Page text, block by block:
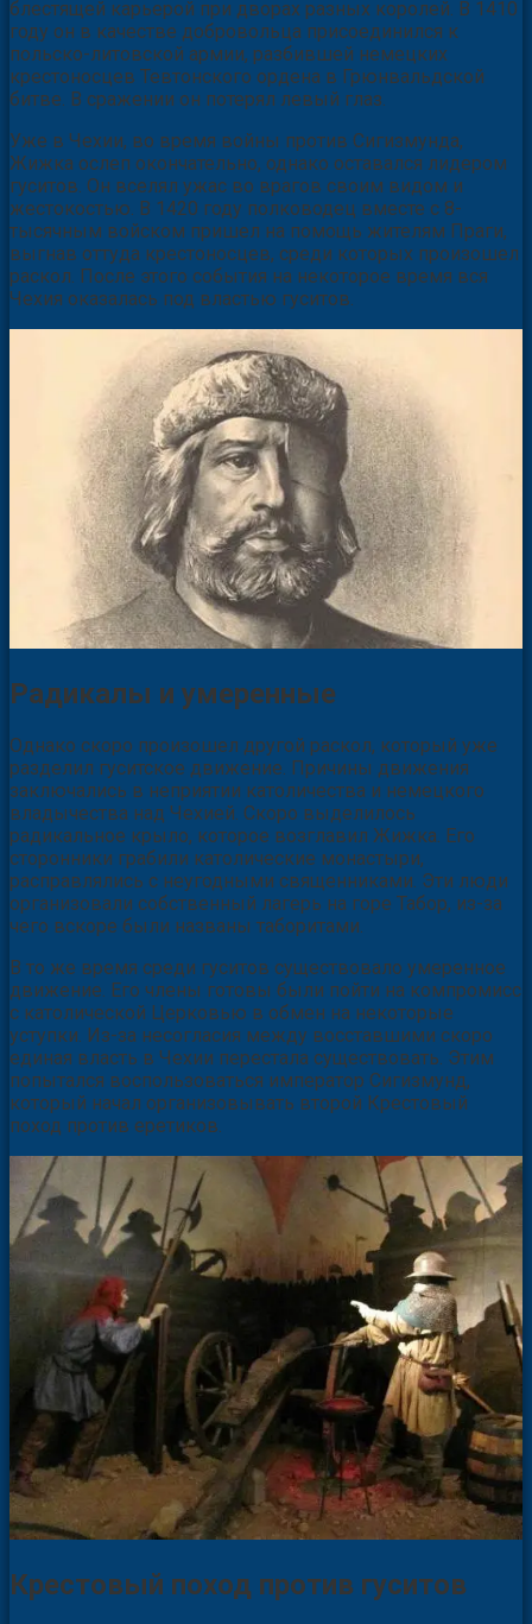
блестящей карьерой при дворах разных королей. В 1410
году он в качестве добровольца присоединился к
польско-литовской армии, разбившей немецких
крестоносцев Тевтонского ордена в Грюнвальдской
битве. В сражении он потерял левый глаз.
Уже в Чехии, во время войны против Сигизмунда,
Жижка ослеп окончательно, однако оставался лидером
гуситов. Он вселял ужас во врагов своим видом и
жестокостью. В 1420 году полководец вместе с 8-
тысячным войском пришел на помощь жителям Праги,
выгнав оттуда крестоносцев, среди которых произошел
раскол. После этого события на некоторое время вся
Чехия оказалась под властью гуситов.
Радикалы и умеренные
Однако скоро произошел другой раскол, который уже
разделил гуситское движение. Причины движения
заключались в неприятии католичества и немецкого
владычества над Чехией. Скоро выделилось
радикальное крыло, которое возглавил Жижка. Его
сторонники грабили католические монастыри,
расправлялись с неугодными священниками. Эти люди
организовали собственный лагерь на горе Табор, из-за
чего вскоре были названы таборитами.
В то же время среди гуситов существовало умеренное
движение. Его члены готовы были пойти на компромисс
с католической Церковью в обмен на некоторые
уступки. Из-за несогласия между восставшими скоро
единая власть в Чехии перестала существовать. Этим
попытался воспользоваться император Сигизмунд,
который начал организовывать второй Крестовый
поход против еретиков.
Крестовый поход против гуситов